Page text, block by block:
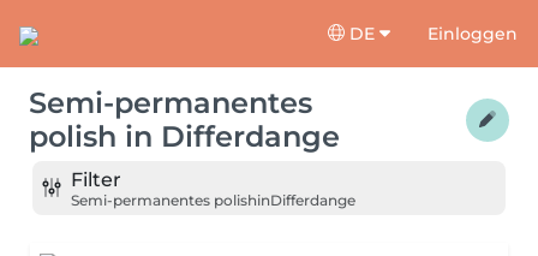
DE Einloggen
Semi-permanentes
polish in Differdange
Filter
Semi-permanentes polishinDifferdange